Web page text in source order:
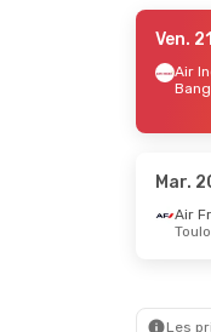
- Lun. 24
Ven.
Air
Mar.
Air
Les